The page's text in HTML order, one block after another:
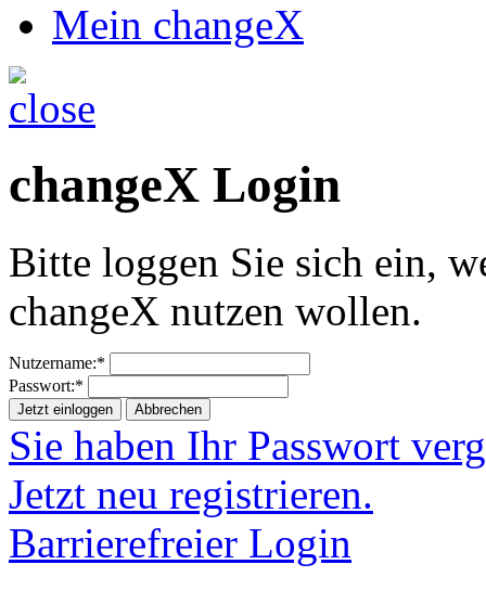
Mein changeX
changeX Login
Bitte loggen Sie sich ein,
changeX nutzen wollen.
Nutzername:*
Passwort:*
Jetzt einloggen Abbrechen
Sie haben Ihr Passwort
Jetzt neu registrieren.
Barrierefreier Login